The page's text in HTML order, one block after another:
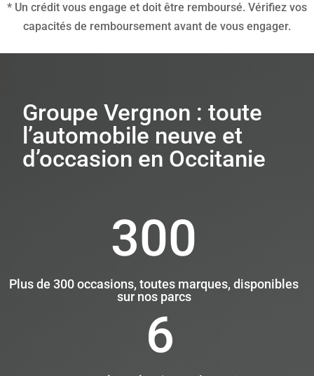
* Un crédit vous engage et doit être remboursé. Vérifiez vos
capacités de remboursement avant de vous engager.
Groupe Vergnon : toute
l’automobile neuve et
d’occasion en Occitanie
300
Plus de 300 occasions, toutes marques, disponibles
sur nos parcs
6